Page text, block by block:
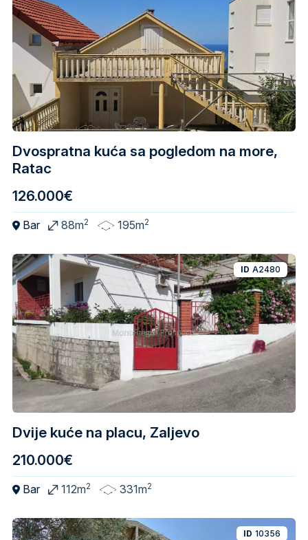
Dvospratna kuća sa pogledom na more,
Ratac
126.000€
Bar 88m2 195m2
Dvije kuće na placu, Zaljevo
ID A2480
210.000€
Bar 112m2 331m2
ID 10356